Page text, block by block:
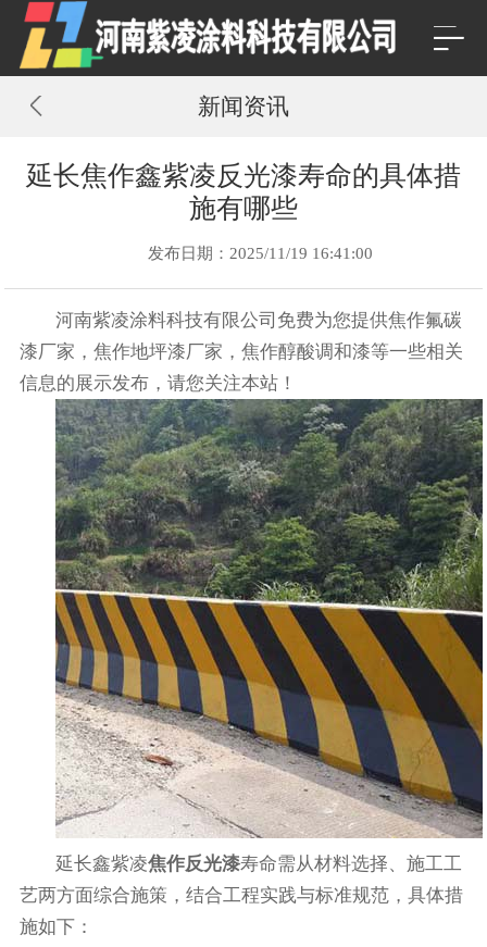
新闻资讯
延长焦作鑫紫凌反光漆寿命的具体措
施有哪些
发布日期：2025/11/19 16:41:00
河南紫凌涂料科技有限公司免费为您提供焦作氟碳
漆厂家 ，焦作地坪漆厂家，焦作醇酸调和漆等一些相关
信息的展示发布，请您关注本站！
延长鑫紫凌焦作反光漆寿命需从‌材料选择、施工工
艺两方面综合施策，结合工程实践与标准规范，具体措
施如下：